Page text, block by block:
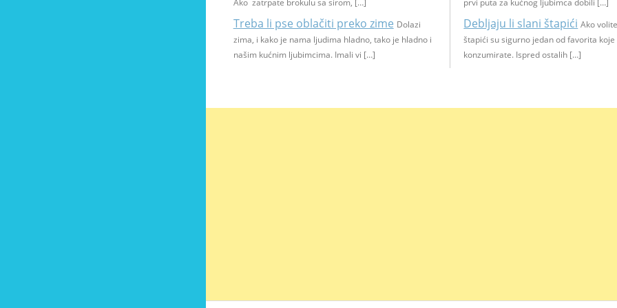
Ako zatrpate brokulu sa sirom, […]
Treba li pse oblačiti preko zime Dolazi
zima, i kako je nama ljudima hladno, tako je hladno i
našim kućnim ljubimcima. Imali vi […]
prvi puta za kućnog ljubimca dobili […]
Debljaju li slani štapići Ako
štapići su sigurno jedan od favorita koje
konzumirate. Ispred ostalih […]